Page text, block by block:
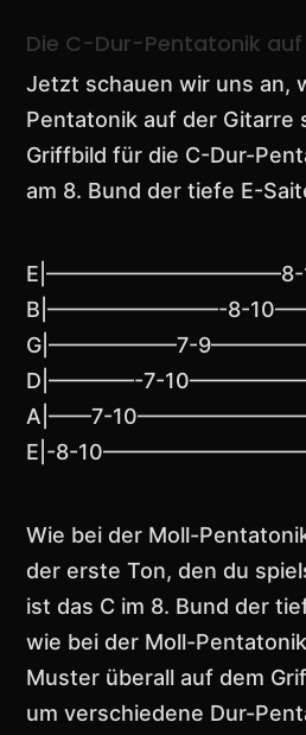
Die C-Dur-Pentatonik
Jetzt schauen wir uns an,
Pentatonik auf der Gitarre
Griffbild für die C-Dur-
am 8. Bund der tiefe E-
E|———————————8-
B|————————-8-
G|——————7-
D|————-7-
A|——7-
E|-8-
Wie bei der Moll-
der erste Ton, den du
ist das C im 8. Bund der
wie bei der Moll-
Muster überall auf dem
um verschiedene Dur-